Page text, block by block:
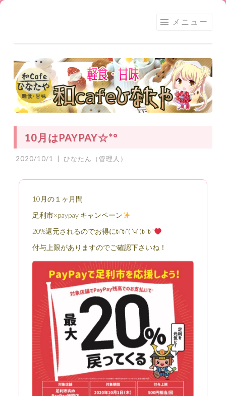
ン
ツ
へ
ス
キ
ッ
ひな
たや
メニュー
10月はPAYPAY☆*°
2020/10/1 ひなたん（管理人）
10月の１ヶ月間
足利市×paypay キャンペーン
20%還元されるのでお得にŧ‹”ŧ‹”( ‘ч’ )ŧ‹”ŧ‹”
付与上限がありますのでご確認下さいね！